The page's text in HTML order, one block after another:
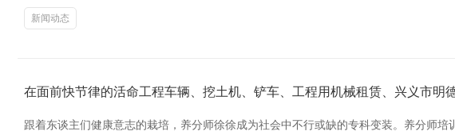
新闻动态
在面前快节律的活命工程车辆、挖土机、铲车、工程用机械租赁、兴义市明
跟着东谈主们健康意志的栽培，养分师徐徐成为社会中不行或缺的专科变装。养分师